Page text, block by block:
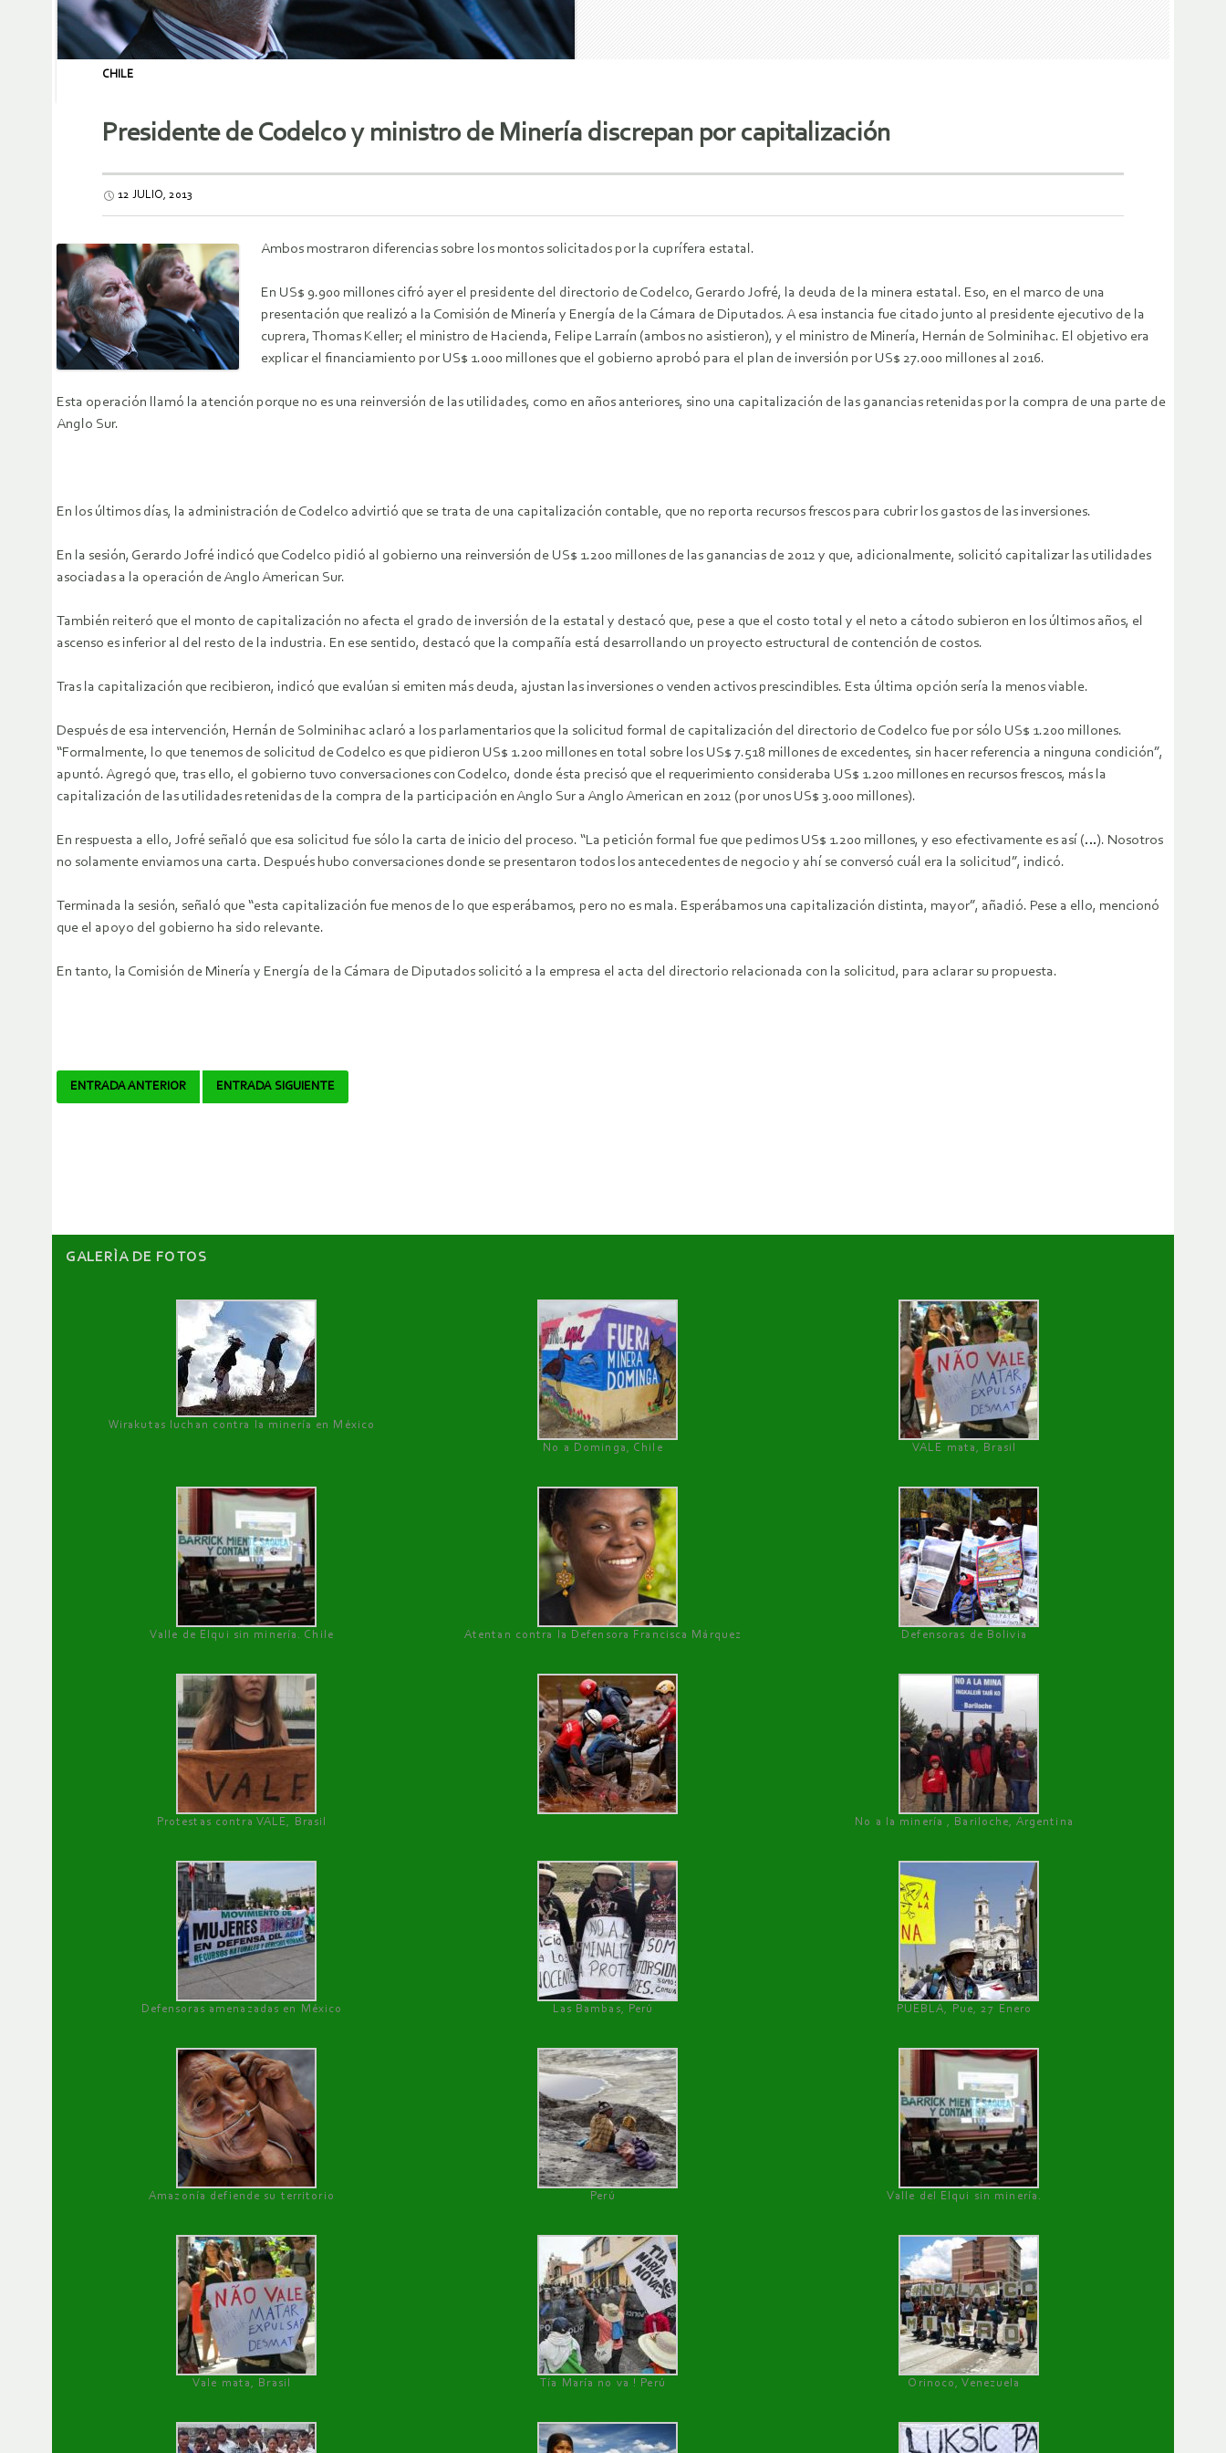
CHILE
Presidente de Codelco y ministro de Minería discrepan por capitalización
12 JULIO, 2013
Ambos mostraron diferencias sobre los montos solicitados por la cuprífera estatal.
En US$ 9.900 millones cifró ayer el presidente del directorio de Codelco, Gerardo Jofré, la deuda de la minera estatal. Eso, en el marco de una
presentación que realizó a la Comisión de Minería y Energía de la Cámara de Diputados. A esa instancia fue citado junto al presidente ejecutivo de la
cuprera, Thomas Keller; el ministro de Hacienda, Felipe Larraín (ambos no asistieron), y el ministro de Minería, Hernán de Solminihac. El objetivo era
explicar el financiamiento por US$ 1.000 millones que el gobierno aprobó para el plan de inversión por US$ 27.000 millones al 2016.
Esta operación llamó la atención porque no es una reinversión de las utilidades, como en años anteriores, sino una capitalización de las ganancias retenidas por la compra de una parte de
Anglo Sur.
En los últimos días, la administración de Codelco advirtió que se trata de una capitalización contable, que no reporta recursos frescos para cubrir los gastos de las inversiones.
En la sesión, Gerardo Jofré indicó que Codelco pidió al gobierno una reinversión de US$ 1.200 millones de las ganancias de 2012 y que, adicionalmente, solicitó capitalizar las utilidades
asociadas a la operación de Anglo American Sur.
También reiteró que el monto de capitalización no afecta el grado de inversión de la estatal y destacó que, pese a que el costo total y el neto a cátodo subieron en los últimos años, el
ascenso es inferior al del resto de la industria. En ese sentido, destacó que la compañía está desarrollando un proyecto estructural de contención de costos.
Tras la capitalización que recibieron, indicó que evalúan si emiten más deuda, ajustan las inversiones o venden activos prescindibles. Esta última opción sería la menos viable.
Después de esa intervención, Hernán de Solminihac aclaró a los parlamentarios que la solicitud formal de capitalización del directorio de Codelco fue por sólo US$ 1.200 millones.
“Formalmente, lo que tenemos de solicitud de Codelco es que pidieron US$ 1.200 millones en total sobre los US$ 7.518 millones de excedentes, sin hacer referencia a ninguna condición”,
apuntó. Agregó que, tras ello, el gobierno tuvo conversaciones con Codelco, donde ésta precisó que el requerimiento consideraba US$ 1.200 millones en recursos frescos, más la
capitalización de las utilidades retenidas de la compra de la participación en Anglo Sur a Anglo American en 2012 (por unos US$ 3.000 millones).
En respuesta a ello, Jofré señaló que esa solicitud fue sólo la carta de inicio del proceso. “La petición formal fue que pedimos US$ 1.200 millones, y eso efectivamente es así (…). Nosotros
no solamente enviamos una carta. Después hubo conversaciones donde se presentaron todos los antecedentes de negocio y ahí se conversó cuál era la solicitud”, indicó.
Terminada la sesión, señaló que “esta capitalización fue menos de lo que esperábamos, pero no es mala. Esperábamos una capitalización distinta, mayor”, añadió. Pese a ello, mencionó
que el apoyo del gobierno ha sido relevante.
En tanto, la Comisión de Minería y Energía de la Cámara de Diputados solicitó a la empresa el acta del directorio relacionada con la solicitud, para aclarar su propuesta.
Navegador
ENTRADA ANTERIOR ENTRADA SIGUIENTE
GALERÌA DE FOTOS
Wirakutas luchan contra la minería en México
No a Dominga, Chile
VALE mata, Brasil
Valle de Elqui sin minería. Chile Atentan contra la Defensora Francisca Márquez Defensoras de Bolivia
Protestas contra VALE, Brasil No a la minería , Bariloche, Argentina
Defensoras amenazadas en México Las Bambas, Perú PUEBLA, Pue, 27 Enero
Amazonía defiende su territorio Perú Valle del Elqui sin minería.
Vale mata, Brasil Tía María no va ! Perú Orinoco, Venezuela